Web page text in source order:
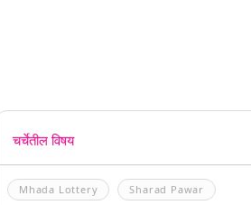
चर्चेतील विषय
Mhada Lottery Sharad Pawar